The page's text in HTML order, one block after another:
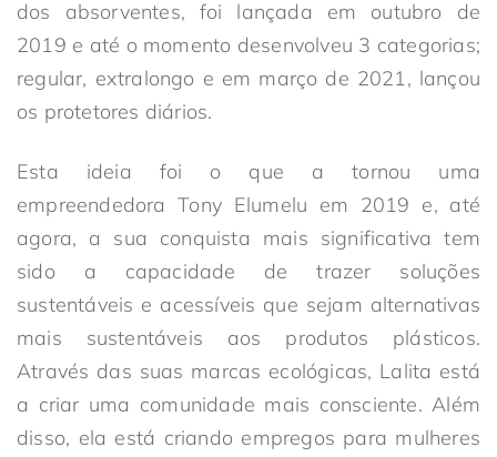
dos absorventes, foi lançada em outubro de
2019 e até o momento desenvolveu 3 categorias;
regular, extralongo e em março de 2021, lançou
os protetores diários.
Esta ideia foi o que a tornou uma
empreendedora Tony Elumelu em 2019 e, até
agora, a sua conquista mais significativa tem
sido a capacidade de trazer soluções
sustentáveis e acessíveis que sejam alternativas
mais sustentáveis aos produtos plásticos.
Através das suas marcas ecológicas, Lalita está
a criar uma comunidade mais consciente. Além
disso, ela está criando empregos para mulheres